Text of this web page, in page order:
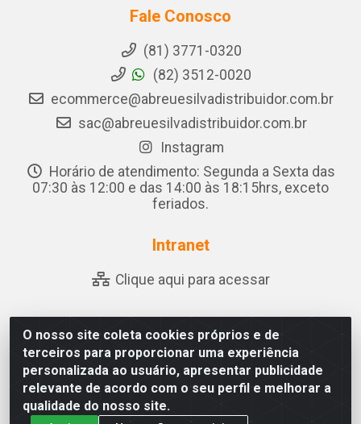
O nosso site coleta cookies próprios e de
terceiros para proporcionar uma experiência
personalizada ao usuário, apresentar publicidade
relevante de acordo com o seu perfil e melhorar a
qualidade do nosso site.
Fale Conosco
(81) 3771-0320
(82) 3512-0020
ecommerce@abreuesilvadistribuidor.com.br
sac@abreuesilvadistribuidor.com.br
Instagram
Horário de atendimento: Segunda a Sexta das
07:30 às 12:00 e das 14:00 às 18:15hrs, exceto
feriados.
Intranet
Clique aqui para acessar
Abreu & Silva - Rua Padre Jose de Souza Leite, 265 - Ariado,
Olho D'Água das Flores/AL - CEP 57.442-000 - CNPJ
04.790.656/0001-06